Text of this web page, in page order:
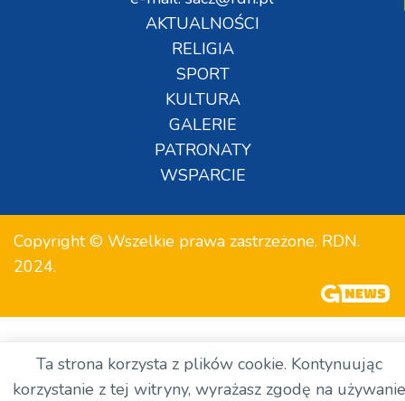
AKTUALNOŚCI
RELIGIA
SPORT
KULTURA
GALERIE
PATRONATY
WSPARCIE
Copyright © Wszelkie prawa zastrzeżone. RDN.
2024.
Ta strona korzysta z plików cookie. Kontynuując
korzystanie z tej witryny, wyrażasz zgodę na używanie